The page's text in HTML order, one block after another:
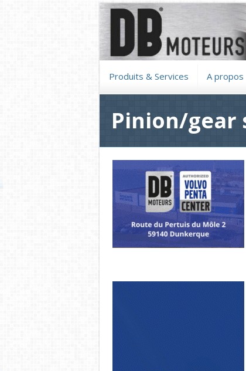
Produits & Services A propos
Pinion/gear